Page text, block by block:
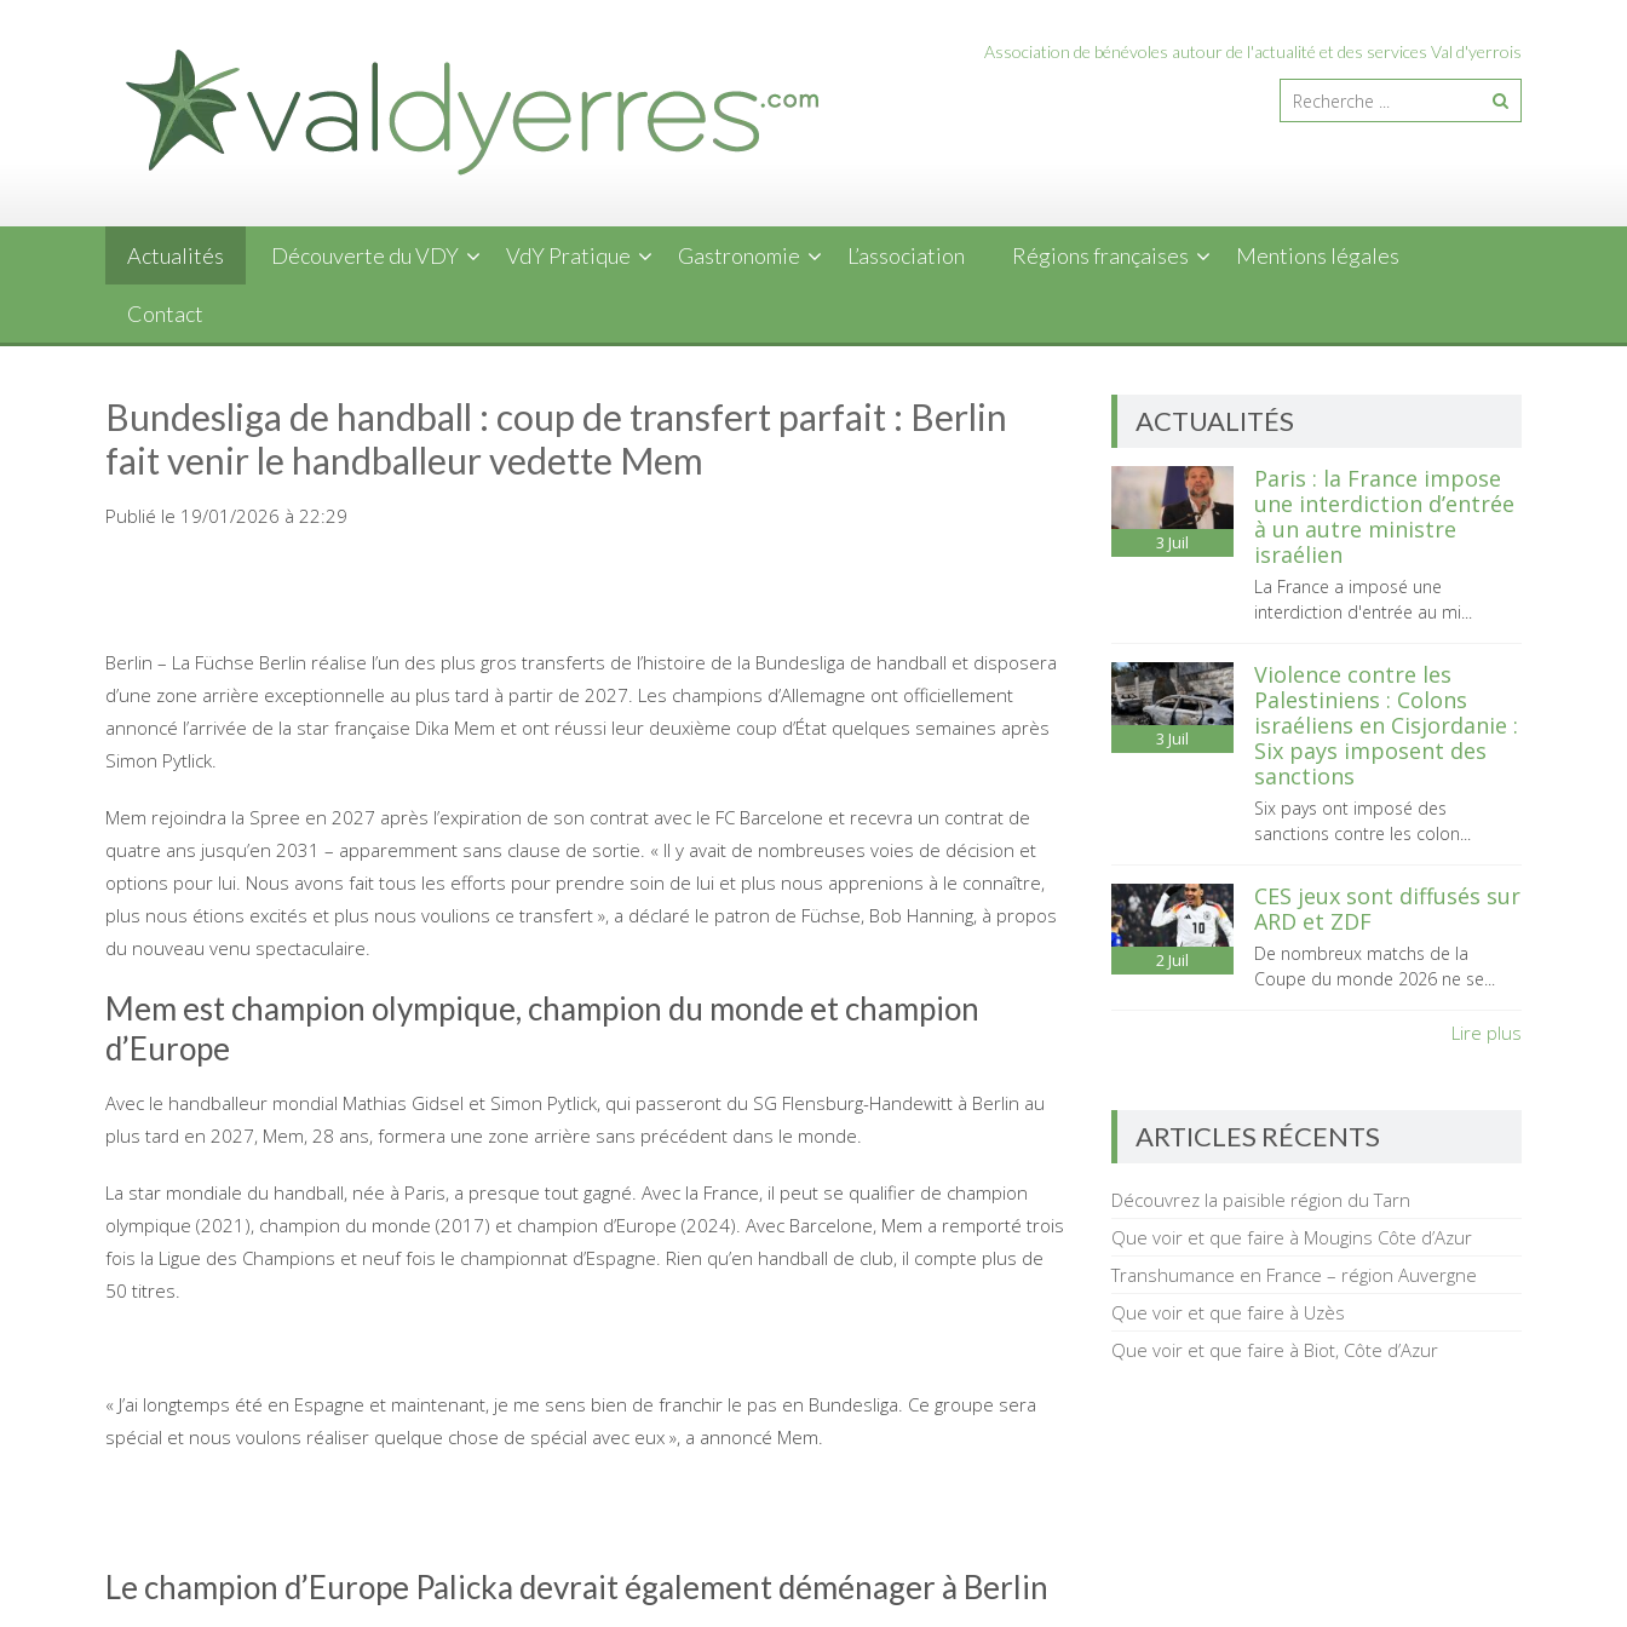
Association de bénévoles autour de l'actualité et des services Val d'yerrois
Actualités Découverte du VDY VdY Pratique Gastronomie L’association Régions françaises Mentions légales
Contact
Bundesliga de handball : coup de transfert parfait : Berlin
fait venir le handballeur vedette Mem
Publié le 19/01/2026 à 22:29
Berlin – La Füchse Berlin réalise l’un des plus gros transferts de l’histoire de la Bundesliga de handball et disposera
d’une zone arrière exceptionnelle au plus tard à partir de 2027. Les champions d’Allemagne ont officiellement
annoncé l’arrivée de la star française Dika Mem et ont réussi leur deuxième coup d’État quelques semaines après
Simon Pytlick.
Mem rejoindra la Spree en 2027 après l’expiration de son contrat avec le FC Barcelone et recevra un contrat de
quatre ans jusqu’en 2031 – apparemment sans clause de sortie. « Il y avait de nombreuses voies de décision et
options pour lui. Nous avons fait tous les efforts pour prendre soin de lui et plus nous apprenions à le connaître,
plus nous étions excités et plus nous voulions ce transfert », a déclaré le patron de Füchse, Bob Hanning, à propos
du nouveau venu spectaculaire.
Mem est champion olympique, champion du monde et champion
d’Europe
Avec le handballeur mondial Mathias Gidsel et Simon Pytlick, qui passeront du SG Flensburg-Handewitt à Berlin au
plus tard en 2027, Mem, 28 ans, formera une zone arrière sans précédent dans le monde.
La star mondiale du handball, née à Paris, a presque tout gagné. Avec la France, il peut se qualifier de champion
olympique (2021), champion du monde (2017) et champion d’Europe (2024). Avec Barcelone, Mem a remporté trois
fois la Ligue des Champions et neuf fois le championnat d’Espagne. Rien qu’en handball de club, il compte plus de
50 titres.
« J’ai longtemps été en Espagne et maintenant, je me sens bien de franchir le pas en Bundesliga. Ce groupe sera
spécial et nous voulons réaliser quelque chose de spécial avec eux », a annoncé Mem.
Le champion d’Europe Palicka devrait également déménager à Berlin
ACTUALITÉS
3 Juil
Paris : la France impose
une interdiction d’entrée
à un autre ministre
israélien
La France a imposé une
interdiction d'entrée au mi...
3 Juil
Violence contre les
Palestiniens : Colons
israéliens en Cisjordanie :
Six pays imposent des
sanctions
Six pays ont imposé des
sanctions contre les colon...
2 Juil
CES jeux sont diffusés sur
ARD et ZDF
De nombreux matchs de la
Coupe du monde 2026 ne se...
Lire plus
ARTICLES RÉCENTS
Découvrez la paisible région du Tarn
Que voir et que faire à Mougins Côte d’Azur
Transhumance en France – région Auvergne
Que voir et que faire à Uzès
Que voir et que faire à Biot, Côte d’Azur